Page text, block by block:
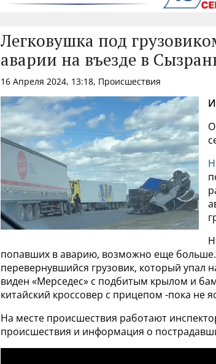
Легковушка под
аварии на въезде в
16 Апреля 2024, 13:18, Происшествия
попавших в аварию, возможно еще
перевернувшийся грузовик, который упал
виден «Мерседес» с подбитым крылом и
китайский кроссовер с прицепом -пока не
На месте происшествия работают
происшествия и информация о